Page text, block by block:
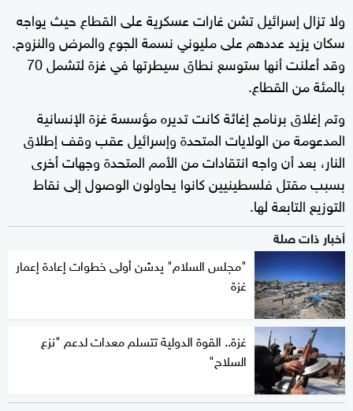
ولا تزال إسرائيل تشن غارات ‌عسكرية على القطاع حيث يواجه
سكان يزيد عددهم على مليوني نسمة الجوع والمرض والنزوح.
وقد أعلنت أنها ستوسع نطاق سيطرتها في غزة لتشمل 70
بالمئة من القطاع.
وتم إغلاق برنامج إغاثة كانت تديره مؤسسة غزة الإنسانية
المدعومة من الولايات المتحدة وإسرائيل عقب وقف إطلاق
النار، بعد أن واجه انتقادات من الأمم المتحدة وجهات أخرى
بسبب مقتل فلسطينيين كانوا يحاولون الوصول ‌إلى نقاط
التوزيع التابعة لها.
أخبار ذات صلة
"مجلس السلام" يدشن أولى خطوات إعادة إعمار
غزة
غزة.. القوة الدولية تتسلم معدات لدعم "نزع
السلاح"